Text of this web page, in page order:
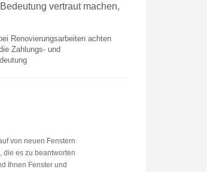
vertraut machen,
Renovierungsarbeiten achten
Zahlungs- und
von neuen Fenstern
die es zu beantworten
Ihnen Fenster und